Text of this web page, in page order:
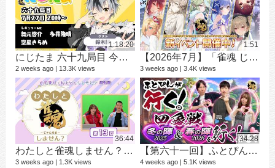
1:18:20
2 weeks ago 13.3K views
1:51
3 weeks ago 3.4K views
36:44
わたしと雀魂しません？ 第13回目内田真礼とおはなししません！？
3 weeks ago 1.3K views
34:28
【第六十一回】ふとぴんが行く！四象戦 冬の陣25/春の陣26 編
4 weeks ago 5.1K views